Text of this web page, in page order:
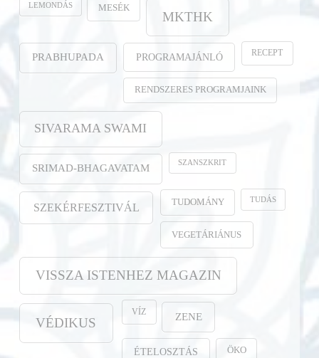
LEMONDÁS MESÉK
MKTHK
PRABHUPADA PROGRAMAJÁNLÓ RECEPT
RENDSZERES PROGRAMJAINK
SIVARAMA SWAMI
SRIMAD-BHAGAVATAM SZANSZKRIT
SZEKÉRFESZTIVÁL TUDOMÁNY TUDÁS
VEGETÁRIÁNUS
VISSZA ISTENHEZ MAGAZIN
VÉDIKUS
VÍZ ZENE
ÉTELOSZTÁS ÖKO